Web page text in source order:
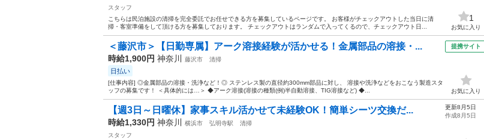
スタッフ
こちらは民泊施設の清掃を完全委託でお任せできる方を募集しているページです。 お客様がチェックアウトした当日に清
掃・客室準備をして頂ける方を募集しております。 チェックアウトはランダムで入ってくるので、チェックアウト日...
1
お気に入り
＜藤沢市＞【日勤専属】アーク溶接経験が活かせる！金属部品の溶接・...
時給1,900円 神奈川 藤沢市 清掃
日払い
[仕事内容] ◎金属部品の溶接・洗浄など！◎ ステンレス製の直径約300mm部品に対し、 溶接や洗浄などをおこなう製造スタ
ッフの募集です！ ＜具体的には…＞ ◆アーク溶接(溶接の種類(例)半自動溶接、TIG溶接など) ◆...
提携サイト
お気に入り
【週3日～日曜休】家事スキル活かせて未経験OK！簡単シーツ交換だ...
時給1,330円 神奈川 横浜市 弘明寺駅
清掃
スタッフ
更新8月5日
作成8月5日